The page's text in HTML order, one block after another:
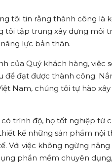
tôi tin rằng thành công là
tôi tập trung xây dựng môi
lực bản thân.
của Quý khách hàng, việc
đạt được thành công.
Nam, chúng tôi tự hào
trình độ, họ tốt nghiệp từ
kế những sản phẩm nội
Với việc không ngừng
phần mềm chuyên